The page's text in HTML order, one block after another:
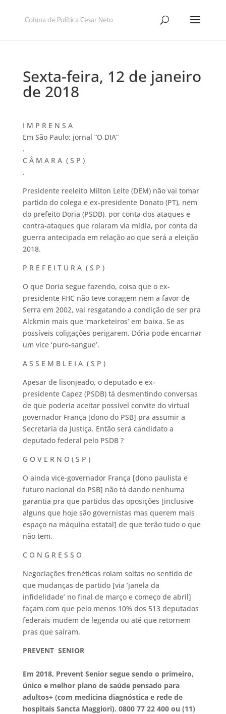
Sexta-feira, 12 de janeiro
de 2018
I M P R E N S A
Em São Paulo: jornal “O DIA”
.
C Â M A R A ( S P )
.
Presidente reeleito Milton Leite (DEM) não vai tomar
partido do colega e ex-presidente Donato (PT), nem
do prefeito Doria (PSDB), por conta dos ataques e
contra-ataques que rolaram via mídia, por conta da
guerra antecipada em relação ao que será a eleição
2018.
P R E F E I T U R A ( S P )
O que Doria segue fazendo, coisa que o ex-
presidente FHC não teve coragem nem a favor de
Serra em 2002, vai resgatando a condição de ser pra
Alckmin mais que ‘marketeiros’ em baixa. Se as
possíveis coligações perigarem, Dória pode encarnar
um vice ‘puro-sangue’.
A S S E M B L E I A ( S P )
Apesar de lisonjeado, o deputado e ex-
presidente Capez (PSDB) tá desmentindo conversas
de que poderia aceitar possível convite do virtual
governador França [dono do PSB] pra assumir a
Secretaria da Justiça. Então será candidato a
deputado federal pelo PSDB ?
G O V E R N O ( S P )
O ainda vice-governador França [dono paulista e
futuro nacional do PSB] não tá dando nenhuma
garantia pra que partidos das oposições [inclusive
alguns que hoje são governistas mas querem mais
espaço na máquina estatal] de que terão tudo o que
não tem.
C O N G R E S S O
Negociações frenéticas rolam soltas no sentido de
que mudanças de partido [via ‘janela da
infidelidade’ no final de março e começo de abril]
façam com que pelo menos 10% dos 513 deputados
federais mudem de legenda ou até que retornem
pras que saíram.
PREVENT SENIOR
Em 2018, Prevent Senior segue sendo o primeiro,
único e melhor plano de saúde pensado para
adultos+ (com medicina diagnóstica e rede de
hospitais Sancta Maggiori). 0800 77 22 400 ou (11)